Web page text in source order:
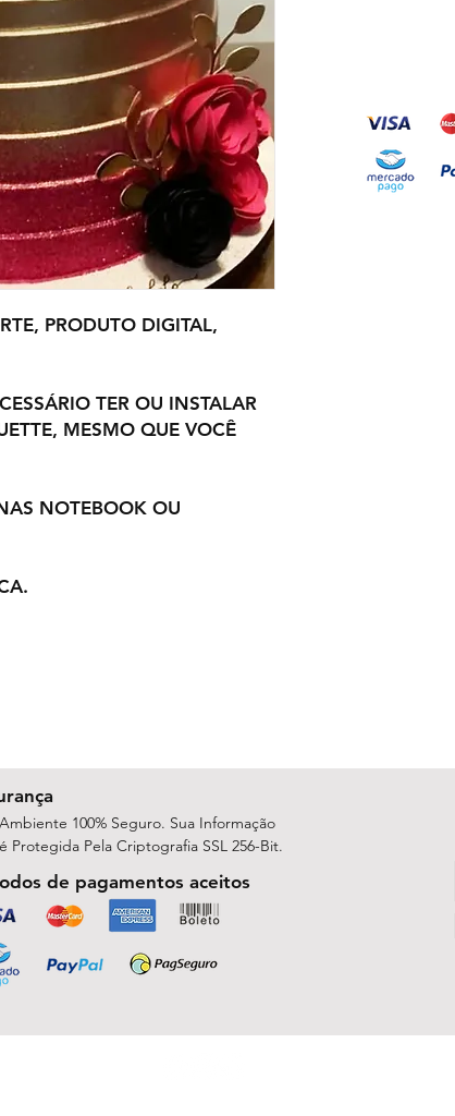
PRODUTO DIGITAL,
TER OU INSTALAR
MESMO QUE VOCÊ
NOTEBOOK OU
Ambiente 100% Seguro. Sua Informação
é Protegida Pela Criptografia SSL 256-Bit.
de pagamentos aceitos